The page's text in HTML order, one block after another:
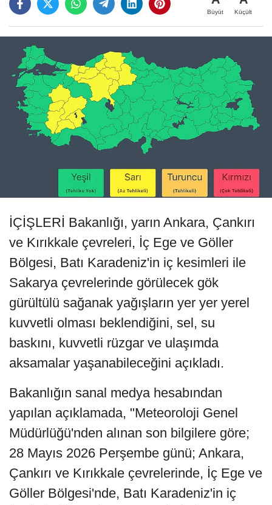
Büyüt Küçült
İÇİŞLERİ Bakanlığı, yarın Ankara, Çankırı
ve Kırıkkale çevreleri, İç Ege ve Göller
Bölgesi, Batı Karadeniz'in iç kesimleri ile
Sakarya çevrelerinde görülecek gök
gürültülü sağanak yağışların yer yer yerel
kuvvetli olması beklendiğini, sel, su
baskını, kuvvetli rüzgar ve ulaşımda
aksamalar yaşanabileceğini açıkladı.
Bakanlığın sanal medya hesabından
yapılan açıklamada, "Meteoroloji Genel
Müdürlüğü'nden alınan son bilgilere göre;
28 Mayıs 2026 Perşembe günü; Ankara,
Çankırı ve Kırıkkale çevrelerinde, İç Ege ve
Göller Bölgesi'nde, Batı Karadeniz'in iç